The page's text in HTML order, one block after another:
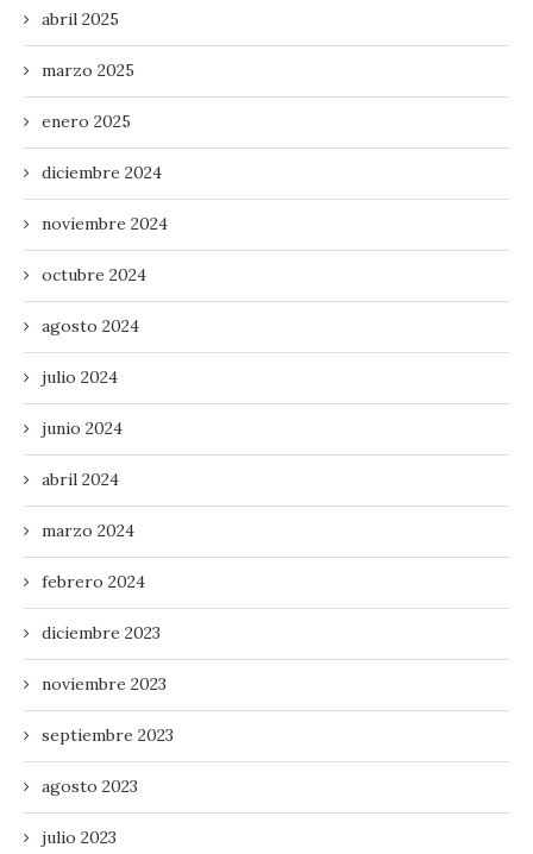
abril 2025
marzo 2025
enero 2025
diciembre 2024
noviembre 2024
octubre 2024
agosto 2024
julio 2024
junio 2024
abril 2024
marzo 2024
febrero 2024
diciembre 2023
noviembre 2023
septiembre 2023
agosto 2023
julio 2023